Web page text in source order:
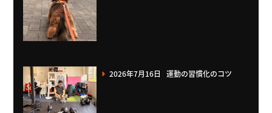
2026年7月16日 運動の習慣化のコツ